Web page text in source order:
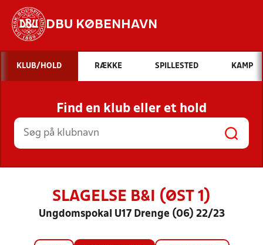
DBU KØBENHAVN
Hvad vil du søge efter?
INDHOLD OG NYHEDER
STILLINGER, RESULTATER, KLUBBER OG
HOLD
KLUB/HOLD RÆKKE SPILLESTED KAMP
Find en klub eller et hold
SLAGELSE B&I (ØST 1)
Ungdomspokal U17 Drenge (06) 22/23